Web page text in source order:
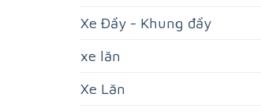
Xe Đẩy - Khung đẩy
xe lăn
Xe Lăn